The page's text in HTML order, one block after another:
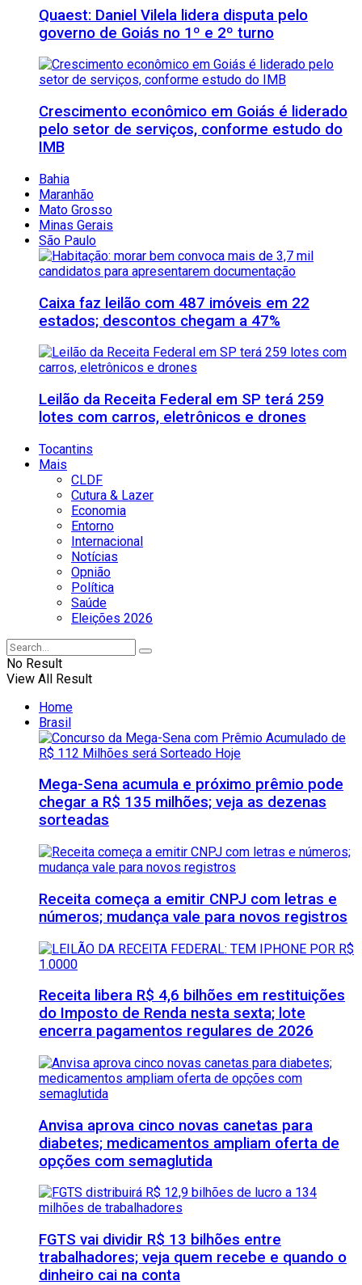
Quaest: Daniel Vilela lidera disputa pelo
governo de Goiás no 1º e 2º turno
Crescimento econômico em Goiás é liderado
pelo setor de serviços, conforme estudo do
IMB
Bahia
Maranhão
Mato Grosso
Minas Gerais
São Paulo
Caixa faz leilão com 487 imóveis em 22
estados; descontos chegam a 47%
Leilão da Receita Federal em SP terá 259
lotes com carros, eletrônicos e drones
Tocantins
Mais
CLDF
Cutura & Lazer
Economia
Entorno
Internacional
Notícias
Opnião
Política
Saúde
Eleições 2026
No Result
View All Result
Home
Brasil
Mega-Sena acumula e próximo prêmio pode
chegar a R$ 135 milhões; veja as dezenas
sorteadas
Receita começa a emitir CNPJ com letras e
números; mudança vale para novos registros
Receita libera R$ 4,6 bilhões em restituições
do Imposto de Renda nesta sexta; lote
encerra pagamentos regulares de 2026
Anvisa aprova cinco novas canetas para
diabetes; medicamentos ampliam oferta de
opções com semaglutida
FGTS vai dividir R$ 13 bilhões entre
trabalhadores; veja quem recebe e quando o
dinheiro cai na conta